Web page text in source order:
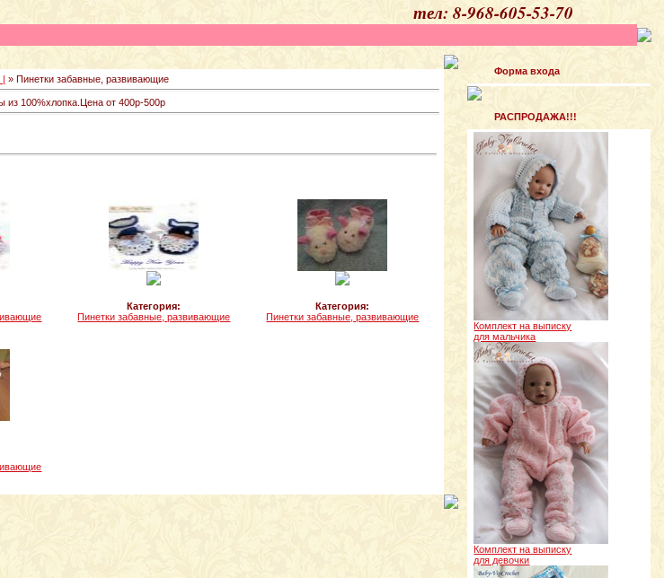
9-00 - 18-00 тел: 8-968-605-53-70
| » Пинетки забавные, развивающие
из 100%хлопка.Цена от 400р-500р
Категория:
Пинетки забавные, развивающие
Категория:
Пинетки забавные, развивающие
Форма входа
РАСПРОДАЖА!!!
Комплект на выписку
для мальчика
Комплект на выписку
для девочки